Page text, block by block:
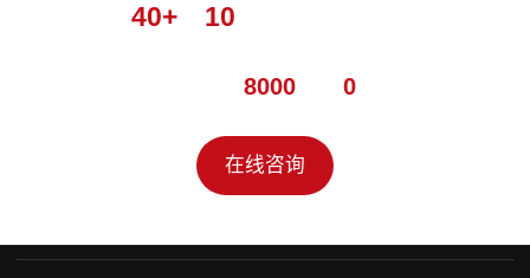
40+， 10
累计服务超8000 家，0
在线咨询